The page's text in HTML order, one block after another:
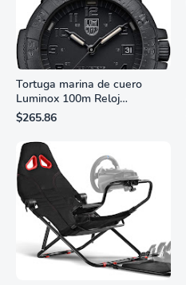
Tortuga marina de cuero
Luminox 100m Reloj
analógico de cuarzo
resistente al agua
$265.86